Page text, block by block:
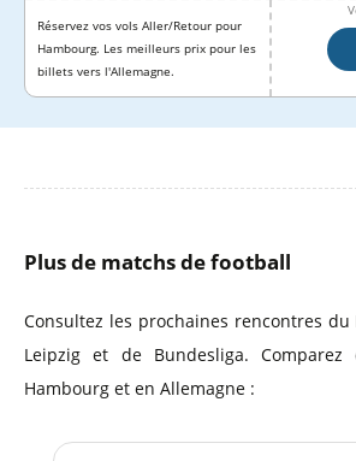
Réservez vos vols Aller/Retour pour
Hambourg. Les meilleurs prix pour les
billets vers l'Allemagne.
Plus de matchs de football
Consultez les prochaines rencontres du
Leipzig et de Bundesliga.
Hambourg et en Allemagne :